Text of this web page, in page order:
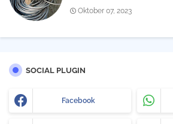
Oktober 07, 2023
SOCIAL PLUGIN
Facebook